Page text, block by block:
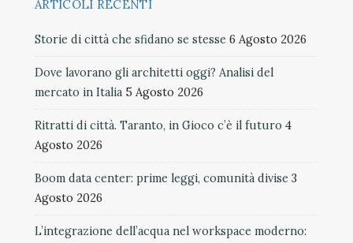
ARTICOLI RECENTI
Storie di città che sfidano se stesse 6 Agosto 2026
Dove lavorano gli architetti oggi? Analisi del
mercato in Italia 5 Agosto 2026
Ritratti di città. Taranto, in Gioco c’è il futuro 4
Agosto 2026
Boom data center: prime leggi, comunità divise 3
Agosto 2026
L’integrazione dell’acqua nel workspace moderno: